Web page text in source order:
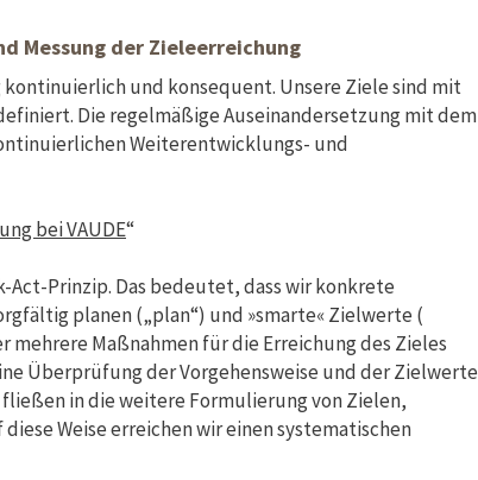
Messung der Zieleerreichung
und konsequent. Unsere Ziele sind mit
Die regelmäßige Auseinandersetzung mit dem
Weiterentwicklungs- und
bei VAUDE“
Act-Prinzip. Das bedeutet, dass wir konkrete
planen („plan“) und »smarte« Zielwerte (
mehrere Maßnahmen für die Erreichung des Zieles
Überprüfung der Vorgehensweise und der Zielwerte
in die weitere Formulierung von Zielen,
Weise erreichen wir einen systematischen